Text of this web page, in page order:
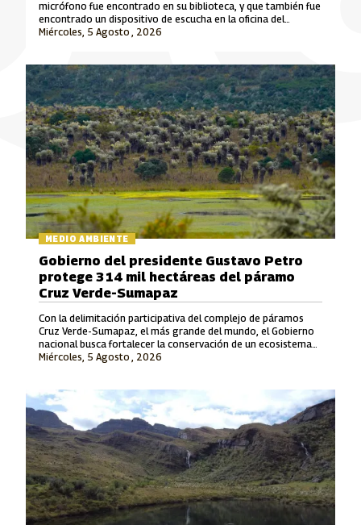
Miércoles, 5 Agosto , 2026
micrófono fue encontrado en su biblioteca, y que también fue
encontrado un dispositivo de escucha en la oficina del
exsenador Julián Gallo.
MEDIO AMBIENTE
Miércoles, 5 Agosto , 2026
Gobierno del presidente Gustavo Petro
protege 314 mil hectáreas del páramo
Cruz Verde-Sumapaz
Con la delimitación participativa del complejo de páramos
Cruz Verde-Sumapaz, el más grande del mundo, el Gobierno
nacional busca fortalecer la conservación de un ecosistema
estratégico para el cuidado del agua en el país.